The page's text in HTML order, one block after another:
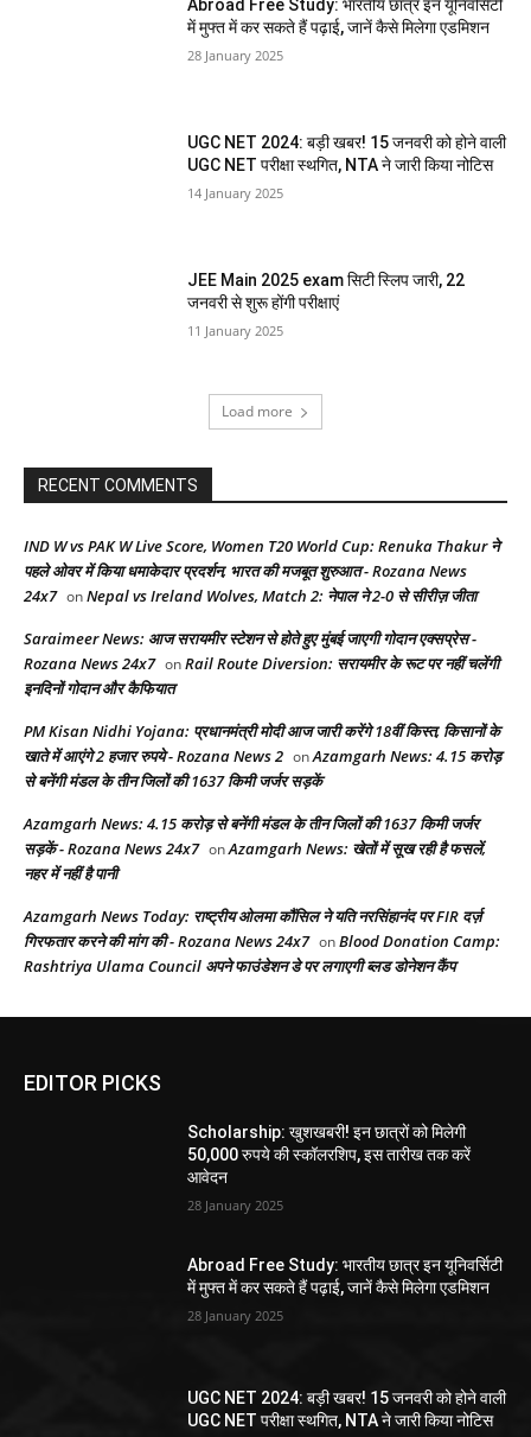
Abroad Free Study: भारतीय छात्र इन यूनिवर्सिटी
में मुफ्त में कर सकते हैं पढ़ाई, जानें कैसे मिलेगा एडमिशन
28 January 2025
UGC NET 2024: बड़ी खबर! 15 जनवरी को होने वाली
UGC NET परीक्षा स्थगित, NTA ने जारी किया नोटिस
14 January 2025
JEE Main 2025 exam सिटी स्लिप जारी, 22
जनवरी से शुरू होंगी परीक्षाएं
11 January 2025
Load more
RECENT COMMENTS
IND W vs PAK W Live Score, Women T20 World Cup: Renuka Thakur ने
पहले ओवर में किया धमाकेदार प्रदर्शन, भारत की मजबूत शुरुआत - Rozana News
24x7 onNepal vs Ireland Wolves, Match 2: नेपाल ने 2-0 से सीरीज़ जीता
Saraimeer News: आज सरायमीर स्टेशन से होते हुए मुंबई जाएगी गोदान एक्सप्रेस -
Rozana News 24x7 onRail Route Diversion: सरायमीर के रूट पर नहीं चलेंगी
इनदिनों गोदान और कैफियात
PM Kisan Nidhi Yojana: प्रधानमंत्री मोदी आज जारी करेंगे 18वीं किस्त, किसानों के
खाते में आएंगे 2 हजार रुपये - Rozana News 2 onAzamgarh News: 4.15 करोड़
से बनेंगी मंडल के तीन जिलों की 1637 किमी जर्जर सड़कें
Azamgarh News: 4.15 करोड़ से बनेंगी मंडल के तीन जिलों की 1637 किमी जर्जर
सड़कें - Rozana News 24x7 onAzamgarh News: खेतों में सूख रही है फसलें,
नहर में नहीं है पानी
Azamgarh News Today: राष्ट्रीय ओलमा कौंसिल ने यति नरसिंहानंद पर FIR दर्ज़
गिरफतार करने की मांग की - Rozana News 24x7 onBlood Donation Camp:
Rashtriya Ulama Council अपने फाउंडेशन डे पर लगाएगी ब्लड डोनेशन कैंप
EDITOR PICKS
Scholarship: खुशखबरी! इन छात्रों को मिलेगी
50,000 रुपये की स्कॉलरशिप, इस तारीख तक करें
आवेदन
28 January 2025
Abroad Free Study: भारतीय छात्र इन यूनिवर्सिटी
में मुफ्त में कर सकते हैं पढ़ाई, जानें कैसे मिलेगा एडमिशन
28 January 2025
UGC NET 2024: बड़ी खबर! 15 जनवरी को होने वाली
UGC NET परीक्षा स्थगित, NTA ने जारी किया नोटिस